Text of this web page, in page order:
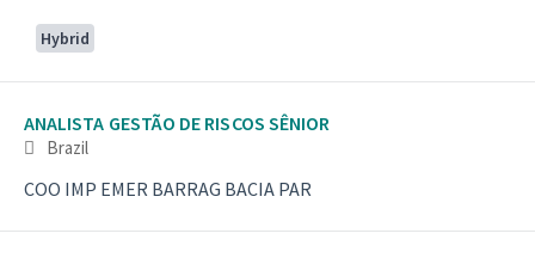
Hybrid
ANALISTA GESTÃO DE RISCOS SÊNIOR
Brazil
COO IMP EMER BARRAG BACIA PAR